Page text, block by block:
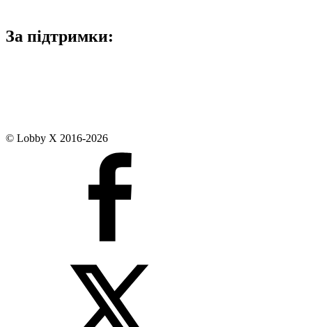
За підтримки:
© Lobby X 2016-2026